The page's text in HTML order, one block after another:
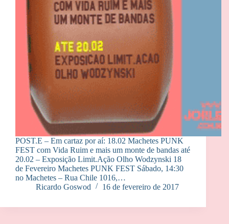
POST.E – Em cartaz por aí: 18.02 Machetes PUNK
FEST com Vida Ruim e mais um monte de bandas até
20.02 – Exposição Limit.Ação Olho Wodzynski 18
de Fevereiro Machetes PUNK FEST Sábado, 14:30
no Machetes – Rua Chile 1016,…
Ricardo Goswod
16 de fevereiro de 2017